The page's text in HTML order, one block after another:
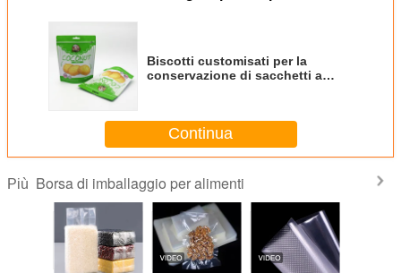
Biscotti customisati per la
conservazione di sacchetti a
Continua
Più Borsa di imballaggio per alimenti